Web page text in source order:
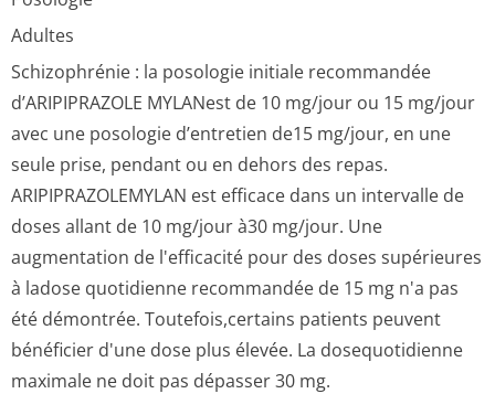
Adultes
Schizophrénie : la posologie initiale recommandée
d’ARIPIPRAZOLE MYLANest de 10 mg/jour ou 15 mg/jour
avec une posologie d’entretien de15 mg/jour, en une
seule prise, pendant ou en dehors des repas.
ARIPIPRAZOLEMYLAN est efficace dans un intervalle de
doses allant de 10 mg/jour à30 mg/jour. Une
augmentation de l'efficacité pour des doses supérieures
à ladose quotidienne recommandée de 15 mg n'a pas
été démontrée. Toutefois,certains patients peuvent
bénéficier d'une dose plus élevée. La dosequotidienne
maximale ne doit pas dépasser 30 mg.